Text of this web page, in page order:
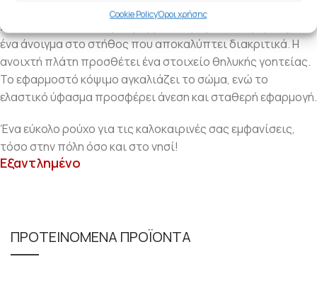
Cookie PolicyΌροι χρήσης
που εντυπωσιάζει με τον ιδιαίτερο σχεδιασμό του.
Συνδυάζει την αυστηρή γραμμή στο μπροστινό μέρος με
ένα άνοιγμα στο στήθος που αποκαλύπτει διακριτικά. Η
ανοιχτή πλάτη προσθέτει ένα στοιχείο θηλυκής γοητείας.
Το εφαρμοστό κόψιμο αγκαλιάζει το σώμα, ενώ το
ελαστικό ύφασμα προσφέρει άνεση και σταθερή εφαρμογή.
Ένα εύκολο ρούχο για τις καλοκαιρινές σας εμφανίσεις,
τόσο στην πόλη όσο και στο νησί!
Εξαντλημένο
ΠΡΟΤΕΙΝΟΜΕΝΑ ΠΡΟΪΟΝΤΑ